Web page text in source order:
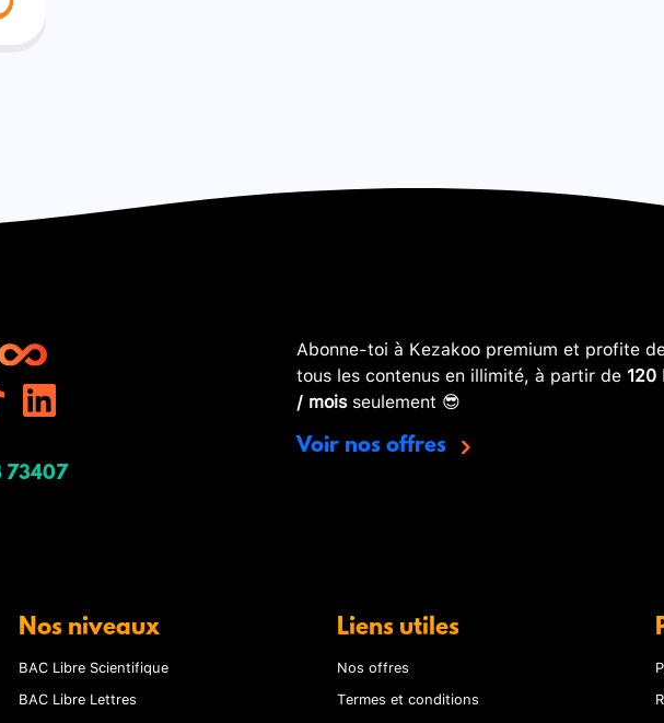
73407
Abonne-toi à Kezakoo premium et profite
tous les contenus en illimité, à partir de 120
/ moisseulement 😎
Voir nos offres
Nos niveaux
BAC Libre Scientifique
BAC Libre Lettres
Liens utiles
Nos offres
Termes et conditions